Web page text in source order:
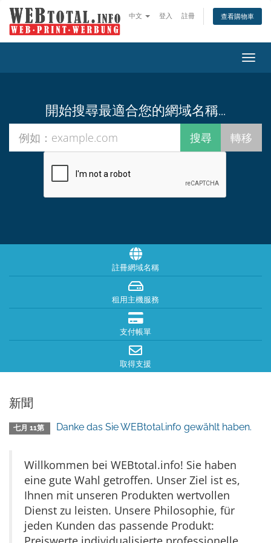
中文 登入 註冊 查看購物車
切
換
開始搜尋最適合您的網域名稱...
註冊網域名稱
租用主機服務
支付帳單
取得支援
新聞
七月 11第 Danke das Sie WEBtotal.info gewählt haben.
Willkommen bei WEBtotal.info! Sie haben
eine gute Wahl getroffen. Unser Ziel ist es,
Ihnen mit unseren Produkten wertvollen
Dienst zu leisten. Unsere Philosophie, für
jeden Kunden das passende Produkt: